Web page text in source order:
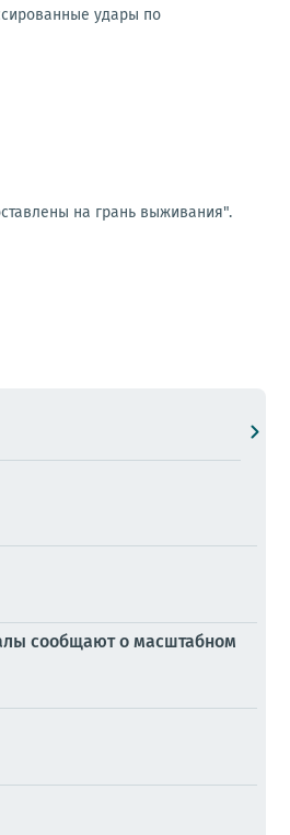
удары по
на грань выживания".
сообщают о масштабном